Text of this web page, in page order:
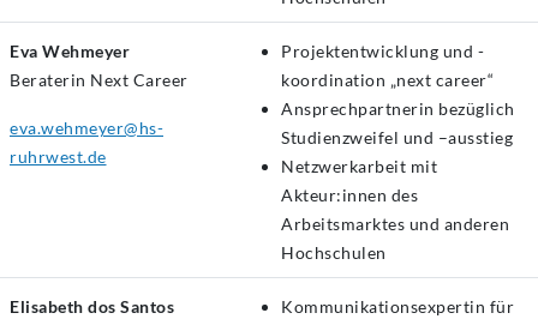
Eva Wehmeyer
Beraterin Next Career
eva.wehmeyer@hs-
ruhrwest.de
Projektentwicklung und -
koordination „next career“
Ansprechpartnerin bezüglich
Studienzweifel und –ausstieg
Netzwerkarbeit mit
Akteur:innen des
Arbeitsmarktes und anderen
Hochschulen
Elisabeth dos Santos
Kommunikationsexpertin für